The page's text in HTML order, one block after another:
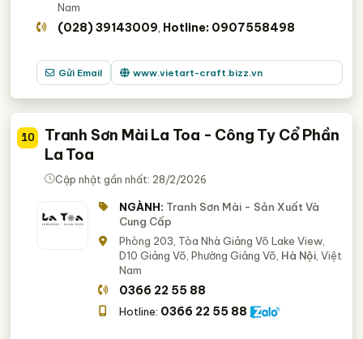
Nam
(028) 39143009 Hotline: 0907558498
Gửi Email www.vietart-craft.bizz.vn
10
Tranh Sơn Mài La Toa - Công Ty Cổ Phần
La Toa
Cập nhật gần nhất: 28/2/2026
NGÀNH: Tranh Sơn Mài - Sản Xuất Và
Cung Cấp
Phòng 203, Tòa Nhà Giảng Võ Lake View,
D10 Giảng Võ, Phường Giảng Võ, Hà Nội , Việt
Nam
0366 22 55 88
Hotline: 0366 22 55 88